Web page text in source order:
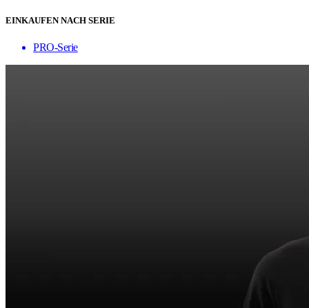
EINKAUFEN NACH SERIE
PRO-Serie